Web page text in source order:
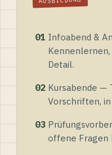
01 Infoabend &
Kennenlernen,
Detail.
02 Kursabende —
Vorschriften,
03
offene Fragen